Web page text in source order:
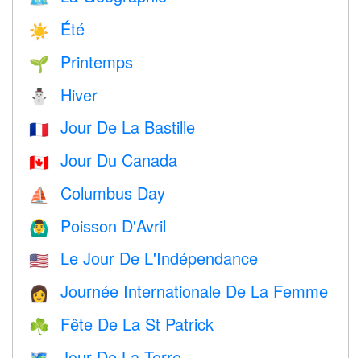
☀️ Été
🌱 Printemps
⛄ Hiver
🇫🇷 Jour De La Bastille
🇨🇦 Jour Du Canada
⛵️ Columbus Day
🙆‍♂️ Poisson D'Avril
🇺🇸 Le Jour De L'Indépendance
👩 Journée Internationale De La Femme
☘️ Fête De La St Patrick